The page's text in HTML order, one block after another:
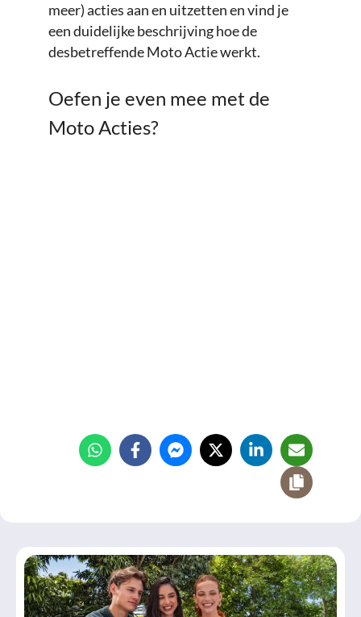
meer) acties aan en uitzetten en vind je
een duidelijke beschrijving hoe de
desbetreffende Moto Actie werkt.
Oefen je even mee met de
Moto Acties?